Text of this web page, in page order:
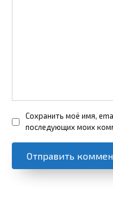
Сохранить моё имя,
последующих моих